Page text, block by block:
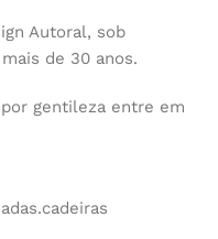
Autoral, sob
de 30 anos.
gentileza entre em